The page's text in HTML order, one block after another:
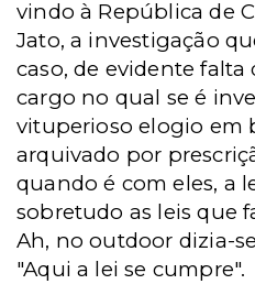
vindo à República de
Jato, a investigação
caso, de evidente
cargo no qual se é
vituperioso elogio em
arquivado por
quando é com eles, a
sobretudo as leis que
Ah, no outdoor dizia-
"Aqui a lei se cumpre".